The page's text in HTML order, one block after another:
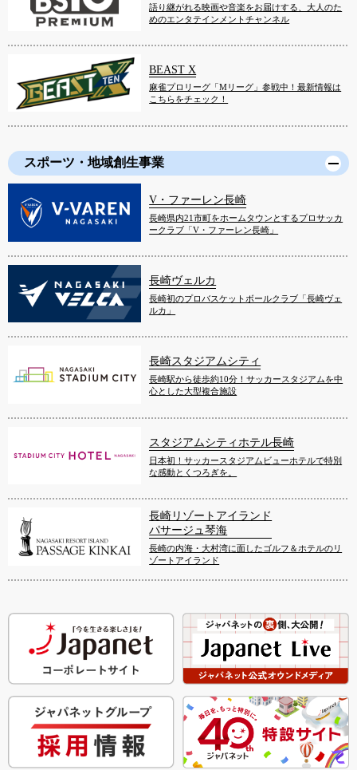
語り継がれる映画や音楽をお届けする、大人のた
めのエンタテインメントチャンネル
BEAST X
麻雀プロリーグ「Mリーグ」参戦中！最新情報は
こちらをチェック！
スポーツ・地域創生事業
V・ファーレン長崎
長崎県内21市町をホームタウンとするプロサッカ
ークラブ「V・ファーレン長崎」
長崎ヴェルカ
長崎初のプロバスケットボールクラブ「長崎ヴェ
ルカ」
長崎スタジアムシティ
長崎駅から徒歩約10分！サッカースタジアムを中
心とした大型複合施設
スタジアムシティホテル長崎
日本初！サッカースタジアムビューホテルで特別
な感動とくつろぎを。
長崎リゾートアイランド
パサージュ琴海
長崎の内海・大村湾に面したゴルフ＆ホテルのリ
ゾートアイランド